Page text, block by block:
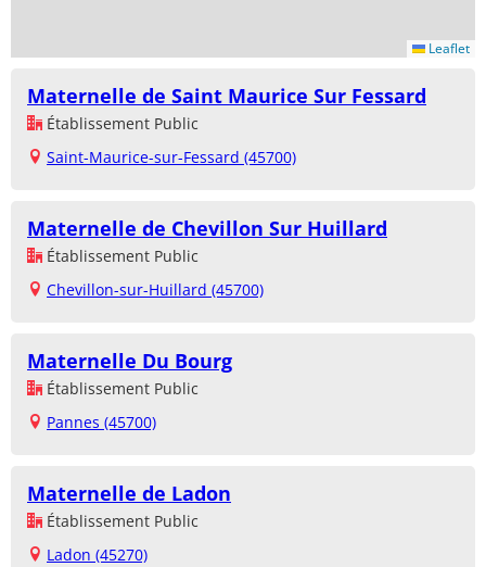
Leaflet
Maternelle de Saint Maurice Sur Fessard
Établissement Public
Saint-Maurice-sur-Fessard (45700)
Maternelle de Chevillon Sur Huillard
Établissement Public
Chevillon-sur-Huillard (45700)
Maternelle Du Bourg
Établissement Public
Pannes (45700)
Maternelle de Ladon
Établissement Public
Ladon (45270)